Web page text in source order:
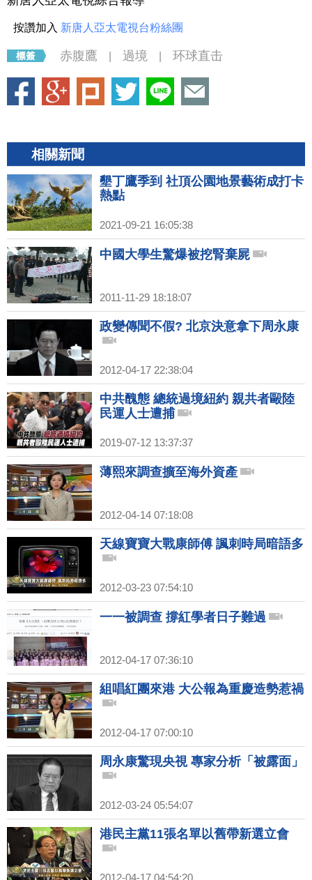
按讚加入 新唐人亞太電視台粉絲團
赤腹鷹 過境 环球直击
相關新聞
墾丁鷹季到 社頂公園地景藝術成打卡
熱點
2021-09-21 16:05:38
中國大學生驚爆被挖腎棄屍
2011-11-29 18:18:07
政變傳聞不假? 北京決意拿下周永康
2012-04-17 22:38:04
中共醜態 總統過境紐約 親共者毆陸
民運人士遭捕
2019-07-12 13:37:37
薄熙來調查擴至海外資產
2012-04-14 07:18:08
天線寶寶大戰康師傅 諷刺時局暗語多
2012-03-23 07:54:10
一一被調查 撐紅學者日子難過
2012-04-17 07:36:10
組唱紅團來港 大公報為重慶造勢惹禍
2012-04-17 07:00:10
周永康驚現央視 專家分析「被露面」
2012-03-24 05:54:07
港民主黨11張名單以舊帶新選立會